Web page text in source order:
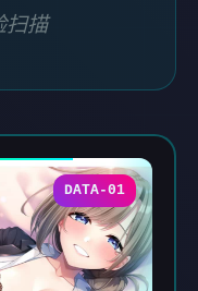
扫描
DATA-01